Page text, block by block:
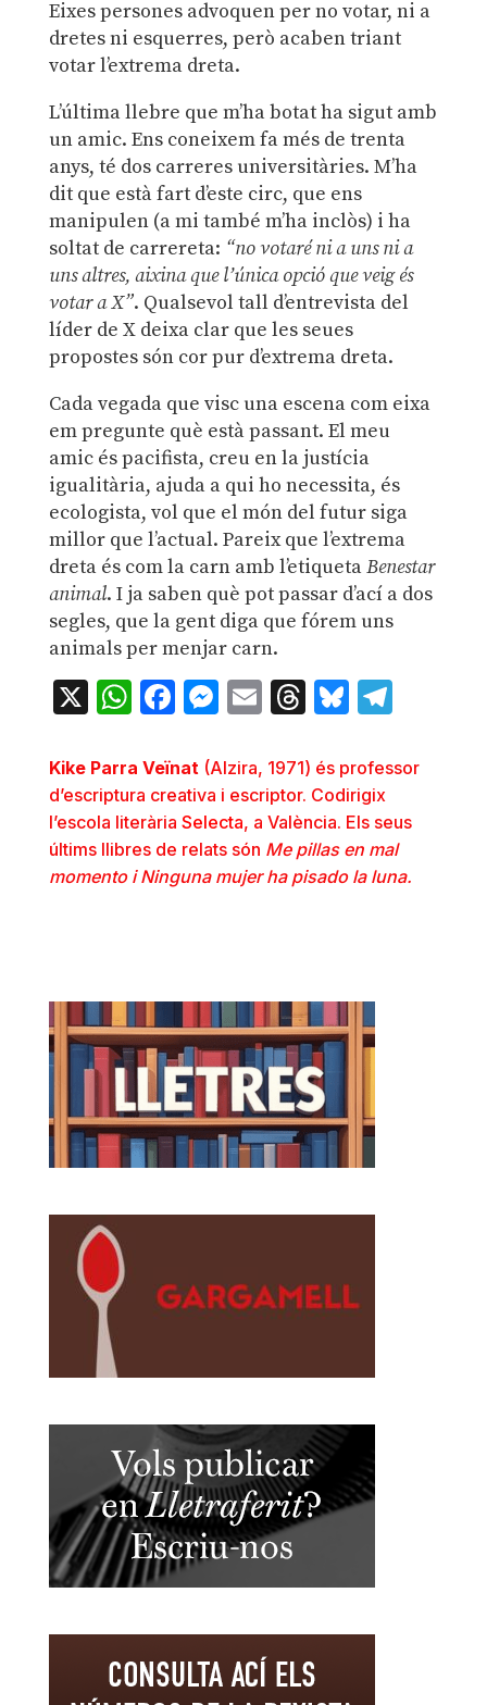
Eixes persones advoquen per no votar, ni a
dretes ni esquerres, però acaben triant
votar l’extrema dreta.
L’última llebre que m’ha botat ha sigut amb
un amic. Ens coneixem fa més de trenta
anys, té dos carreres universitàries. M’ha
dit que està fart d’este circ, que ens
manipulen (a mi també m’ha inclòs) i ha
soltat de carrereta: “no votaré ni a uns ni a
uns altres, aixina que l’única opció que veig és
votar a X”. Qualsevol tall d’entrevista del
líder de X deixa clar que les seues
propostes són cor pur d’extrema dreta.
Cada vegada que visc una escena com eixa
em pregunte què està passant. El meu
amic és pacifista, creu en la justícia
igualitària, ajuda a qui ho necessita, és
ecologista, vol que el món del futur siga
millor que l’actual. Pareix que l’extrema
dreta és com la carn amb l’etiquetaBenestar
animal. I ja saben què pot passar d’ací a dos
segles, que la gent diga que fórem uns
animals per menjar carn.
X WhatsApp
Facebook
Messenger
EmailThreads
Bluesky
Kike Parra Veïnat(Alzira, 1971) és professor
d’escriptura creativa i escriptor. Codirigix
l’escola literària Selecta, a València. Els seus
últims llibres de relats són Me pillas en mal
momento i Ninguna mujer ha pisado la luna.